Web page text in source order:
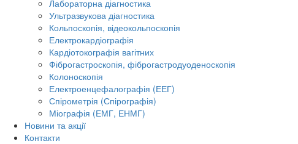
Лабораторна діагностика
Ультразвукова діагностика
Кольпоскопія, відеокольпоскопія
Електрокардіографія
Кардіотокографія вагітних
Фіброгастроскопія, фіброгастродуоденоскопія
Колоноскопія
Електроенцефалографія (ЕЕГ)
Спірометрія (Спірографія)
Міографія (ЕМГ, ЕНМГ)
Новини та акції
Контакти